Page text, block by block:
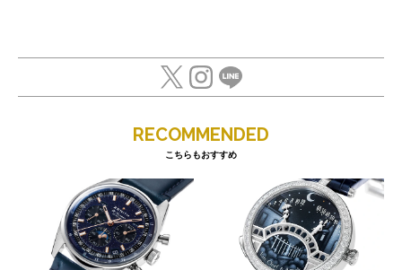
RECOMMENDED
こちらもおすすめ